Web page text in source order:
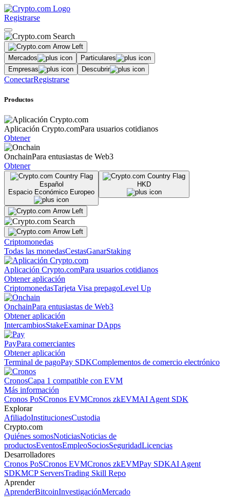
Registrarse
Mercados
Particulares
Empresas
Descubrir
ConectarRegistrarse
Productos
Aplicación Crypto.comPara usuarios cotidianos
Obtener
OnchainPara entusiastas de Web3
Obtener
Español
Espacio Económico Europeo
HKD
Criptomonedas
Todas las monedasCestasGanarStaking
Aplicación Crypto.comPara usuarios cotidianos
Obtener aplicación
CriptomonedasTarjeta Visa prepagoLevel Up
OnchainPara entusiastas de Web3
Obtener aplicación
IntercambiosStakeExaminar DApps
PayPara comerciantes
Obtener aplicación
Terminal de pagoPay SDKComplementos de comercio electrónico
CronosCapa 1 compatible con EVM
Más información
Cronos PoSCronos EVMCronos zkEVMAI Agent SDK
Explorar
AfiliadoInstitucionesCustodia
Crypto.com
Quiénes somosNoticiasNoticias de
productosEventosEmpleoSociosSeguridadLicencias
Desarrolladores
Cronos PoSCronos EVMCronos zkEVMPay SDKAI Agent
SDKMCP ServersTrading Skill Repo
Aprender
AprenderBitcoinInvestigaciónMercado